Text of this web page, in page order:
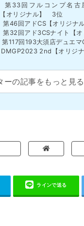
33回フルコンプ名古
オリジナル】 3位
46回アドCS【オリジナ
32回アド3CSナイト【
117回193大須店デュエ
2nd【オリジ
ーの記事をもっと見る